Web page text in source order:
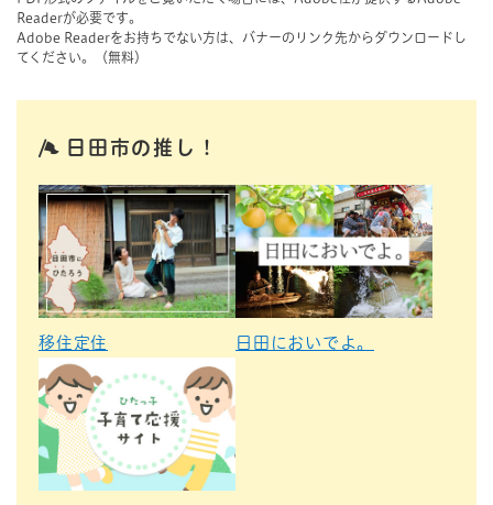
Readerが必要です。
Adobe Readerをお持ちでない方は、バナーのリンク先からダウンロードし
てください。（無料）
日田市の推し！
移住定住 日田においでよ。